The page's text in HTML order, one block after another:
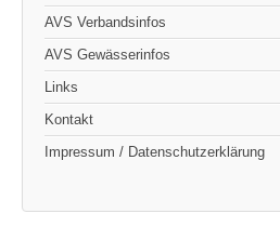
AVS Verbandsinfos
AVS Gewässerinfos
Links
Kontakt
Impressum / Datenschutzerklärung